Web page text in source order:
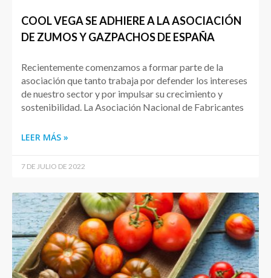
COOL VEGA SE ADHIERE A LA ASOCIACIÓN
DE ZUMOS Y GAZPACHOS DE ESPAÑA
Recientemente comenzamos a formar parte de la
asociación que tanto trabaja por defender los intereses
de nuestro sector y por impulsar su crecimiento y
sostenibilidad. La Asociación Nacional de Fabricantes
LEER MÁS »
7 DE JULIO DE 2022